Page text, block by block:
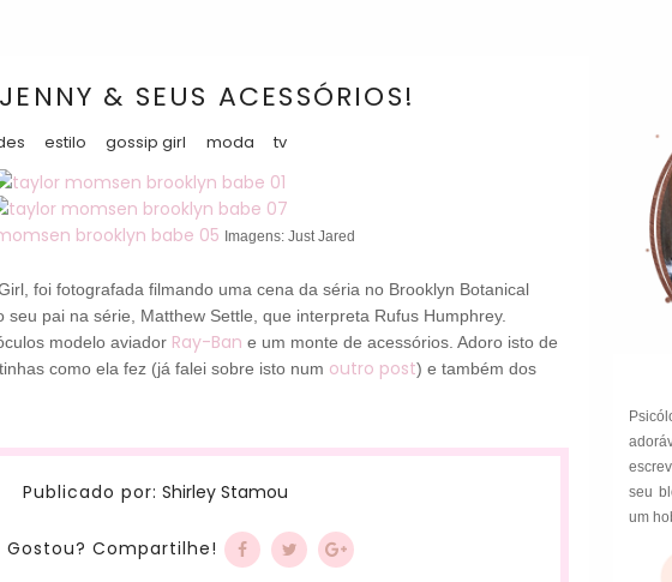
& SEUS ACESSÓRIOS!
estilo gossip girl moda tv
Imagens: Just Jared
foi fotografada filmando uma cena da séria no Brooklyn Botanical
pai na série, Matthew Settle, que interpreta Rufus Humphrey.
modelo aviador Ray-Ban e um monte de acessórios. Adoro isto de
como ela fez (já falei sobre isto num outro post) e também dos
Publicado por: Shirley Stamou
Gostou? Compartilhe!
seu
um